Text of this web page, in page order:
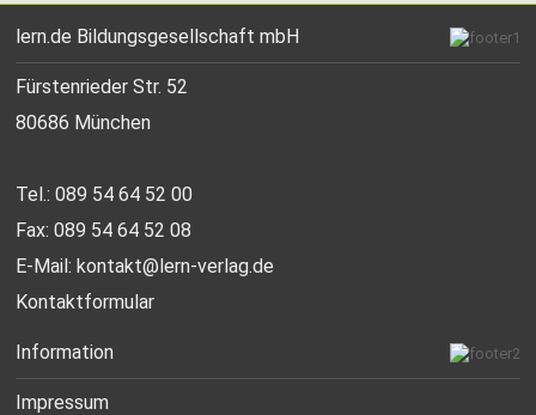
lern.de Bildungsgesellschaft mbH
Fürstenrieder Str. 52
80686 München
Tel.: 089 54 64 52 00
Fax: 089 54 64 52 08
E-Mail:kontakt@lern-verlag.de
Kontaktformular
Information
Impressum